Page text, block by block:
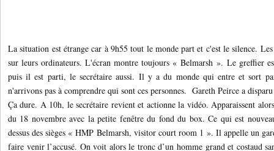
La situation est étrange car à 9h55 tout le monde part et c'est le silence.
sur leurs ordinateurs. L'écran montre toujours « Belmarsh ». Le greffier
puis il est parti, le secrétaire aussi. Il y a du monde qui entre et sort
n'arrivons pas à comprendre qui sont ces personnes. Gareth Peirce a
Ça dure. A 10h, le secrétaire revient et actionne la vidéo. Apparaissent
du 18 novembre avec la petite fenêtre du fond du box. Ce qui est
dessus des sièges « HMP Belmarsh, visitor court room 1 ». Il appelle un
faire venir l’accusé. On voit alors le tronc d’un homme grand et costaud